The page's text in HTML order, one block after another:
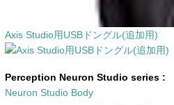
Axis Studio用USBドングル(追加用)
Perception Neuron Studio series :
Neuron Studio Body